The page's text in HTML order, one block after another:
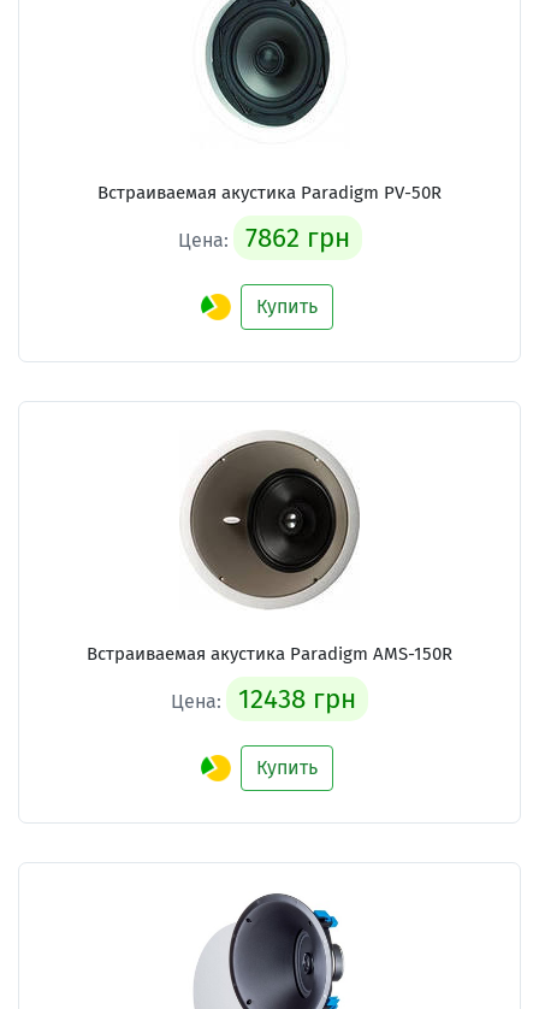
Встраиваемая акустика Paradigm PV-50R
Цена: 7862 грн
Купить
Встраиваемая акустика Paradigm AMS-150R
Цена: 12438 грн
Купить